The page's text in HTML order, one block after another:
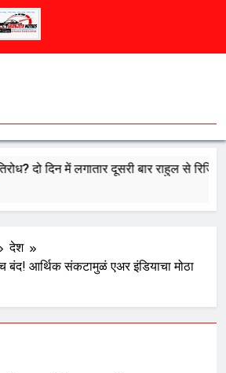
दिन में लगातार दूसरी बार राहुल से रिजिजू की
देश
आर्थिक संकटामुळं एअर इंडियाचा मोठा